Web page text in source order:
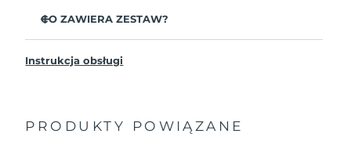
zanieczyszczeń, sebum i pozostałości makijażu.
Usuń zalegające głęboko w porach nieczystości,
jaśniejszej, zdrowszej cery.
Ultramiękkie wypustki z silikonu delikatnie usuwają
CO ZAWIERA ZESTAW?
Kabel ładujący USB
Ogólna instrukcja
Instrukcja obsługi
PRODUKTY POWIĄZANE